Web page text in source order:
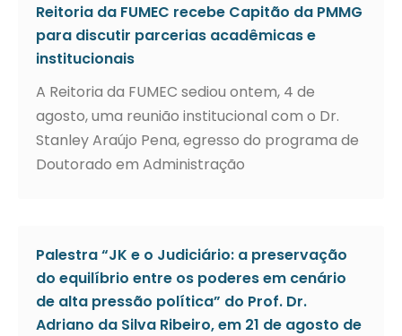
Reitoria da FUMEC recebe Capitão da PMMG
para discutir parcerias acadêmicas e
institucionais
A Reitoria da FUMEC sediou ontem, 4 de
agosto, uma reunião institucional com o Dr.
Stanley Araújo Pena, egresso do programa de
Doutorado em Administração
Palestra “JK e o Judiciário: a preservação
do equilíbrio entre os poderes em cenário
de alta pressão política” do Prof. Dr.
Adriano da Silva Ribeiro, em 21 de agosto de